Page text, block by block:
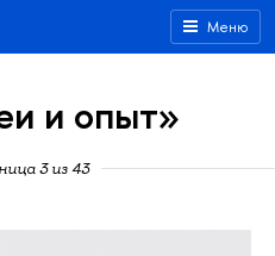
Меню
и опыт»
3 из 43